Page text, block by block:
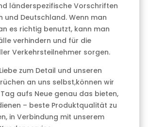
länderspezifische Vorschriften
und Deutschland. Wenn man
es richtig benutzt, kann man
verhindern und für die
Verkehrsteilnehmer sorgen.
zum Detail und unseren
an uns selbst,können wir
aufs Neue genau das bieten,
– beste Produktqualität zu
in Verbindung mit unserem